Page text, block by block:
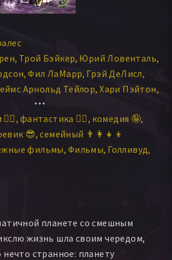
Трой Бэйкер Юрий Ловенталь
Фил ЛаМарр Грэй ДеЛисл
Арнольд Тейлор Хари Пэйтон
Нолан Норт
Спайсэк Грэй Гриффин
фантастика 🧙‍♀️ комедия 🤪
😎 семейный 👨‍👩‍👧‍👦
фильмы Фильмы Голливуд
планете со смешным
жизнь шла своим чередом,
странное: планету